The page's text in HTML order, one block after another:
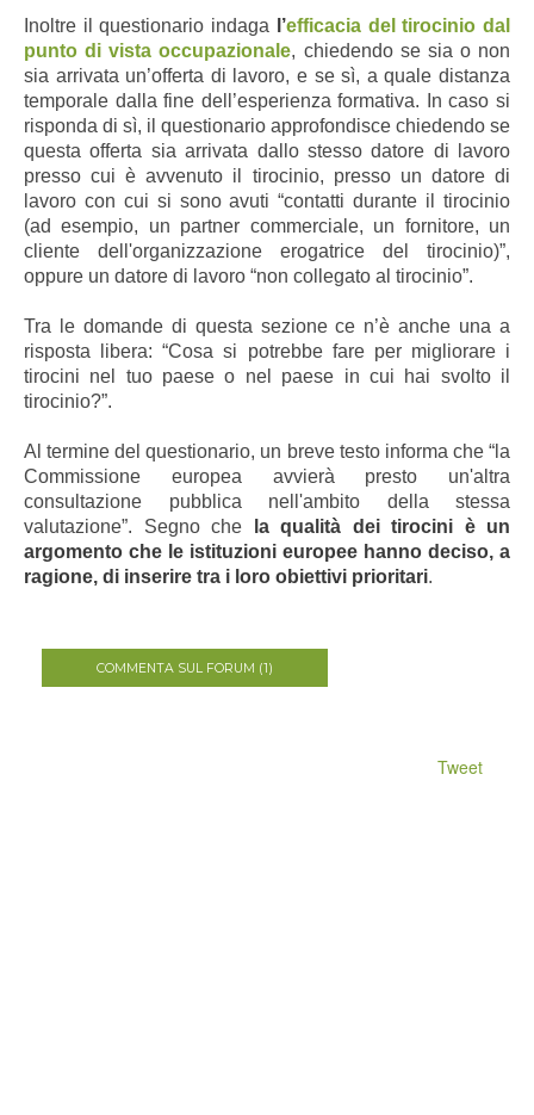
Inoltre il questionario indaga l’efficacia del tirocinio dal
punto di vista occupazionale, chiedendo se sia o non
sia arrivata un’offerta di lavoro, e se sì, a quale distanza
temporale dalla fine dell’esperienza formativa. In caso si
risponda di sì, il questionario approfondisce chiedendo se
questa offerta sia arrivata dallo stesso datore di lavoro
presso cui è avvenuto il tirocinio, presso un datore di
lavoro con cui si sono avuti “contatti durante il tirocinio
(ad esempio, un partner commerciale, un fornitore, un
cliente dell'organizzazione erogatrice del tirocinio)”,
oppure un datore di lavoro “non collegato al tirocinio”.
Tra le domande di questa sezione ce n’è anche una a
risposta libera: “Cosa si potrebbe fare per migliorare i
tirocini nel tuo paese o nel paese in cui hai svolto il
tirocinio?”.
Al termine del questionario, un breve testo informa che “la
Commissione europea avvierà presto un'altra
consultazione pubblica nell'ambito della stessa
valutazione”. Segno che la qualità dei tirocini è un
argomento che le istituzioni europee hanno deciso, a
ragione, di inserire tra i loro obiettivi prioritari.
COMMENTA SUL FORUM (1)
Tweet